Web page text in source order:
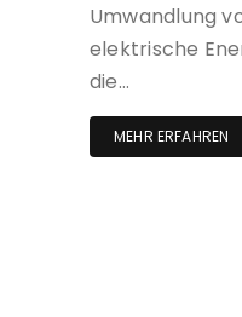
Umwandlung
elektrische
die…
MEHR ERFAHREN